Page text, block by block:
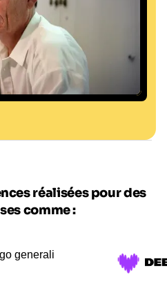
réalisées pour des
comme :